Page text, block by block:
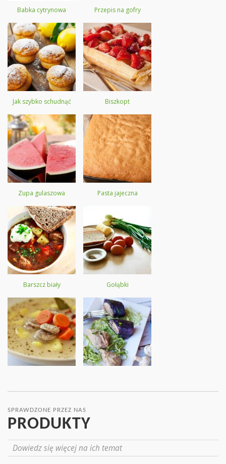
Babka cytrynowa Przepis na gofry
Jak szybko schudnąć Biszkopt
Zupa gulaszowa Pasta jajeczna
Barszcz biały Gołąbki
SPRAWDZONE PRZEZ NAS
PRODUKTY
Dowiedz się więcej na ich temat